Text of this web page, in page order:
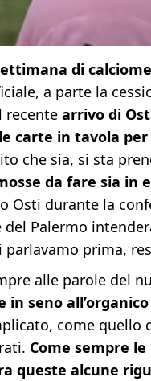
di
a parte la
recente arrivo di
carte in tavola
che sia, si sta
da fare sia in
Osti durante la
del Palermo
parlavamo prima,
alle parole del
in seno
come quello
Come sempre
queste alcune